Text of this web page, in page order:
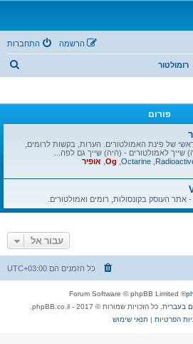
התחברות הרשמה
רומולטור
פורום
של פינת האמולטורים. הערות, בקשות לרומים,
לאמולטורים - (היה) שייך גם לפה...
Octarine
Og אופיר
עבור אל
כל הזמנים הם UTC+03:00
® Forum Software © phpBB Limited
. כל הזכויות שמורות © 2017 - phpBB.co.il.
הפרטיות | תנאי שימוש